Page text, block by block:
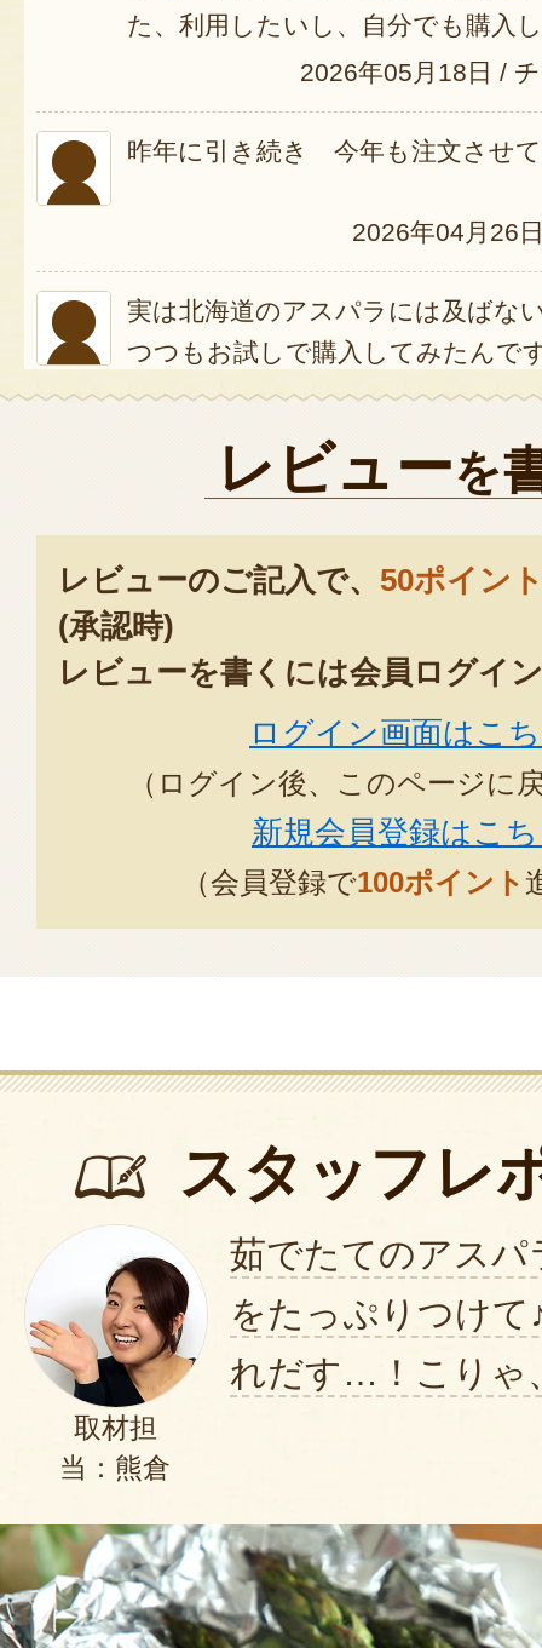
た、利用したいし、自分でも購入
2026年05月18日 /
昨年に引き続き 今年も注文させ
2026年04月26
実は北海道のアスパラには及ばな
つつもお試しで購入してみたんで
れました！
新潟のアスパラは新鮮で甘くてと
ありがとうございました(*^^*)
2026年04月26
今年も美味しくいただきました
ガーリックソティ、塩焼き、何を
ん。
また、お願いします
2026年04
宮路農場さんの春のアスパラガ
がよく、とても美味しいと思いま
思っていたよりアスパラガスが細
味は良かったです。
2025年06月25日 / ア
今年２回目の購入です。２箱お願
友人のです。アスパラ収穫体験に
うしても食べたいというので一緒
からも子供達と分けて食べたけど
て食べてますが、大々好評です。
間違いないです
レビューを
レビューのご記入で、 50ポイン
(承認時)
レビューを書くには会員ログイ
ログイン画面はこ
（ログイン後、このページに
新規会員登録はこ
（会員登録で100ポイント
スタッフレ
取材担
当：熊倉
茹でたてのアスパ
をたっぷりつけて
れだす…！こりゃ